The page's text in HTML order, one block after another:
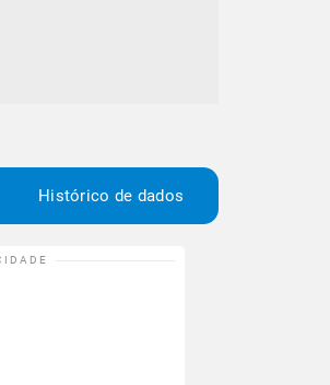
Histórico de dados